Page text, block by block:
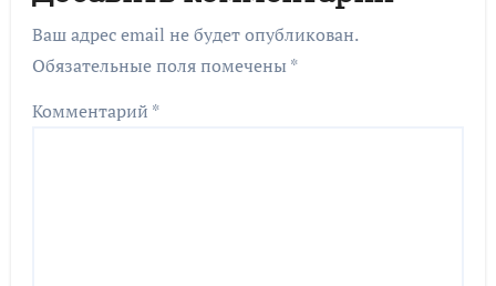
Ваш адрес email не будет опубликован.
Обязательные поля помечены *
Комментарий *